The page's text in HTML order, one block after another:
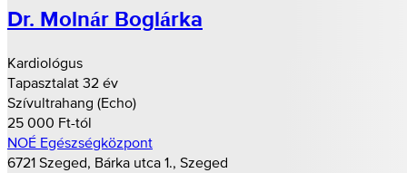
Dr. Molnár Boglárka
Kardiológus
Tapasztalat 32 év
Szívultrahang (Echo)
25 000 Ft-tól
NOÉ Egészségközpont
6721 Szeged, Bárka utca 1., Szeged